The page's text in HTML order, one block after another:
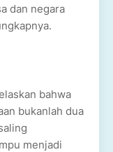
dan negara
bahwa
bukanlah dua
menjadi